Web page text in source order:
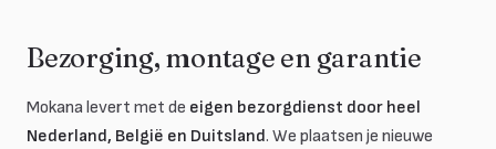
Bezorging, montage en garantie
Mokana levert met de eigen bezorgdienst door heel
Nederland, België en Duitsland. We plaatsen je nieuwe